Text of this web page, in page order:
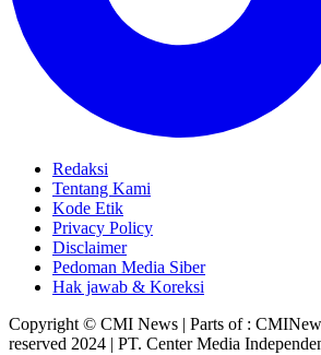
Redaksi
Tentang Kami
Kode Etik
Privacy Policy
Disclaimer
Pedoman Media Siber
Hak jawab & Koreksi
Copyright © CMI News | Parts of :
reserved 2024 | PT. Center Media